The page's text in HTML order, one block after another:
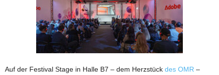
Auf der Festival Stage in Halle B7 – dem Herzstück des OMR –